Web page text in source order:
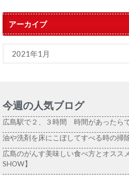
アーカイブ
今週の人気ブログ
広島駅で２、３時間 時間があったら
油や洗剤を床にこぼしてすべる時の掃
広島のがんす美味しい食べ方とオスス
SHOW】